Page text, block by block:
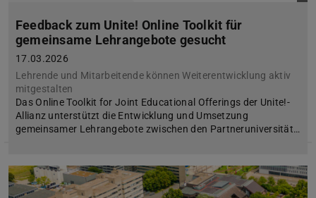
Feedback zum Unite! Online Toolkit für
gemeinsame Lehrangebote gesucht
17.03.2026
Lehrende und Mitarbeitende können Weiterentwicklung aktiv
mitgestalten
Das Online Toolkit for Joint Educational Offerings der Unite!-
Allianz unterstützt die Entwicklung und Umsetzung
gemeinsamer Lehrangebote zwischen den Partneruniversität…